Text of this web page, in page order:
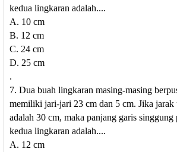
kedua lingkaran adalah....
A. 10 cm
B. 12 cm
C. 24 cm
D. 25 cm
.
7. Dua buah lingkaran masing-masing
memiliki jari-jari 23 cm dan 5 cm. Jika
adalah 30 cm, maka panjang garis singgung
kedua lingkaran adalah....
A. 12 cm